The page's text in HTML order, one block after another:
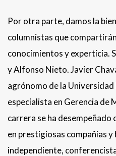
Por otra parte, damos la
columnistas que
conocimientos y experticia.
y Alfonso Nieto. Javier
agrónomo de la
especialista en Gerencia de
carrera se ha
en prestigiosas compañías
independiente,